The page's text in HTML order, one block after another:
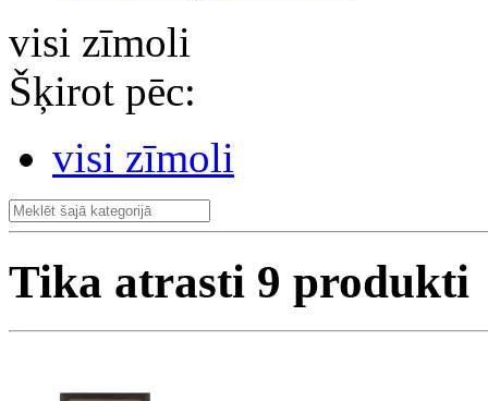
visi zīmoli
Šķirot pēc:
visi zīmoli
Tika atrasti 9 produkti